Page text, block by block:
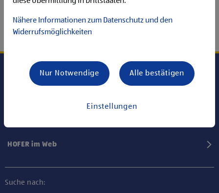
HOFER im Web
Suche nach:
Nähere Informationen zum Datenschutz und den
Widerrufsmöglichkeiten
Einstellungen
Nur Notwendige Alle bestätigen